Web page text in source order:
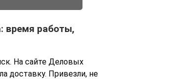
время работы,
На сайте Деловых
доставку. Привезли, не